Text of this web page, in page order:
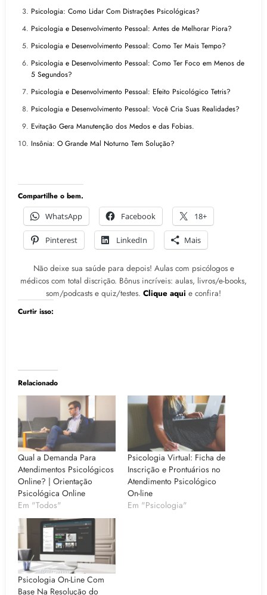
Psicologia: Como Lidar Com Distrações Psicológicas?
Psicologia e Desenvolvimento Pessoal: Antes de Melhorar Piora?
Psicologia e Desenvolvimento Pessoal: Como Ter Mais Tempo?
Psicologia e Desenvolvimento Pessoal: Como Ter Foco em Menos de
5 Segundos?
Psicologia e Desenvolvimento Pessoal: Efeito Psicológico Tetris?
Psicologia e Desenvolvimento Pessoal: Você Cria Suas Realidades?
Evitação Gera Manutenção dos Medos e das Fobias.
Insônia: O Grande Mal Noturno Tem Solução?
Compartilhe o bem.
WhatsApp
Facebook 18+
Pinterest LinkedIn Mais
Não deixe sua saúde para depois! Aulas com psicólogos e
médicos com total discrição. Bônus incríveis: aulas, livros/e-books,
som/podcasts e quiz/testes. Clique aqui e confira!
Curtir isso:
Relacionado
Qual a Demanda Para
Atendimentos Psicológicos
Online? | Orientação
Psicológica Online
Em "Todos"
Psicologia Virtual: Ficha de
Inscrição e Prontuários no
Atendimento Psicológico
On-line
Em "Psicologia"
Psicologia On-Line Com
Base Na Resolução do